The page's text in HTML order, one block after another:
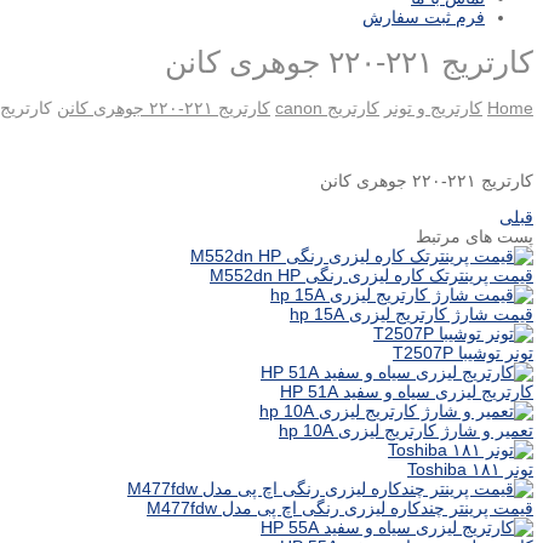
فرم ثبت سفارش
کارتریج ۲۲۱-۲۲۰ جوهری کانن
Home کارتریج و تونر کارتریج canon کارتریج ۲۲۱-۲۲۰ جوهری کانن کارتریج ۲۲۱-۲۲۰ جوهری
کارتریج ۲۲۱-۲۲۰ جوهری کانن
قبلی
پست های مرتبط
قیمت پرینترتک کاره لیزری رنگی M552dn HP
قیمت شارژ کارتریج لیزری hp 15A
تونر توشیبا T2507P
کارتریج لیزری سیاه و سفید HP 51A
تعمیر و شارژ کارتریج لیزری hp 10A
تونر ۱۸۱ Toshiba
قیمت پرینتر چندکاره لیزری رنگی اچ پی مدل M477fdw